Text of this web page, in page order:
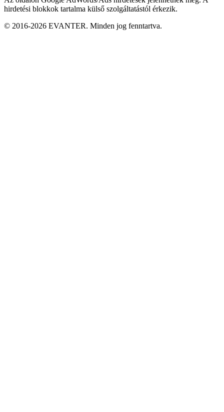
hirdetési blokkok tartalma külső szolgáltatástól érkezik.
© 2016-2026 EVANTER. Minden jog fenntartva.